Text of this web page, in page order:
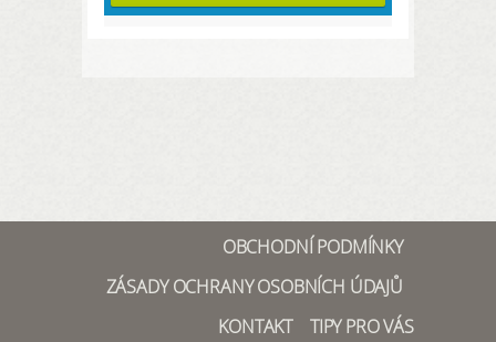
OBCHODNÍ PODMÍNKY
ZÁSADY OCHRANY OSOBNÍCH ÚDAJŮ
KONTAKT
TIPY PRO VÁS